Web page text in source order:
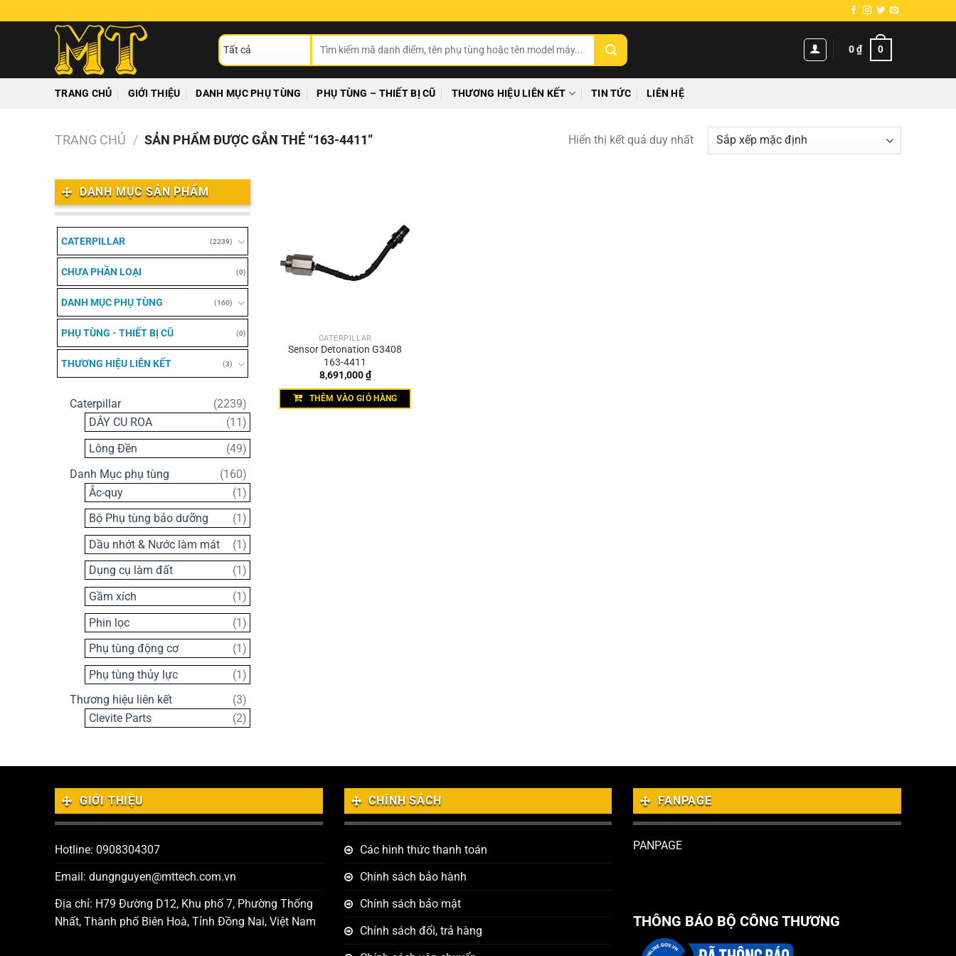
đến
kiếm:
0₫ 0
TRANG CHỦ GIỚI THIỆU DANH MỤC PHỤ TÙNG PHỤ TÙNG – THIẾT BỊ CŨ THƯƠNG HIỆU LIÊN KẾT TIN TỨC LIÊN HỆ
TRANG CHỦ / SẢN PHẨM ĐƯỢC GẮN THẺ “163-4411” Hiển thị kết quả duy nhất
DANH MỤC SẢN PHẨM
CATERPILLAR (2239)
CHƯA PHẦN LOẠI (0)
DANH MỤC PHỤ TÙNG (160)
PHỤ TÙNG - THIẾT BỊ CŨ (0)
THƯƠNG HIỆU LIÊN KẾT (3)
Caterpillar 22392239
sản
phẩm
DÂY CU ROA 11 11
sản
phẩm
Lông Đền 4949
sản
phẩm
Danh Mục phụ tùng 160160
sản
phẩm
Ắc-quy 11
sản
phẩm
Bộ Phụ tùng bảo dưỡng 1 1
sản
phẩm
Dầu nhớt & Nước làm mát 11
sản
phẩm
Dụng cụ làm đất 1 1
sản
phẩm
Gầm xích 11
sản
phẩm
Phin lọc 11
sản
phẩm
Phụ tùng động cơ 1 1
sản
phẩm
Phụ tùng thủy lực 11
sản
phẩm
Thương hiệu liên kết 33
sản
Clevite Parts 22
CATERPILLAR
Sensor Detonation G3408
163-4411
8,691,000₫
THÊM VÀO GIỎ HÀNG
GIỚI THIỆU
Hotline: 0908304307
Email: dungnguyen@mttech.com.vn
Địa chỉ: H79 Đường D12, Khu phố 7, Phường Thống
Nhất, Thành phố Biên Hoà, Tỉnh Đồng Nai, Việt Nam
CHÍNH SÁCH
Các hình thức thanh toán
Chính sách bảo hành
Chính sách bảo mật
Chính sách đổi, trả hàng
FANPAGE
PANPAGE
THÔNG BÁO BỘ CÔNG THƯƠNG